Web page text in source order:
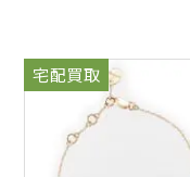
宅配買取